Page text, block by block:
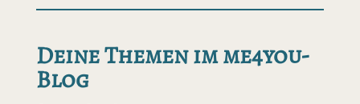
Deine Themen im me4you-
Blog